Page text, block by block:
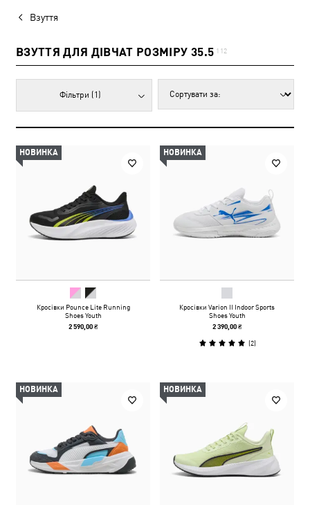
Взуття
ВЗУТТЯ ДЛЯ ДІВЧАТ РОЗМІРУ 35.5 112
Фільтри (1)
НОВИНКА
Кросівки Pounce Lite Running
Shoes Youth
2 590,00 ₴
НОВИНКА
Кросівки Varion II Indoor Sports
Shoes Youth
2 390,00 ₴
(2)
НОВИНКА НОВИНКА